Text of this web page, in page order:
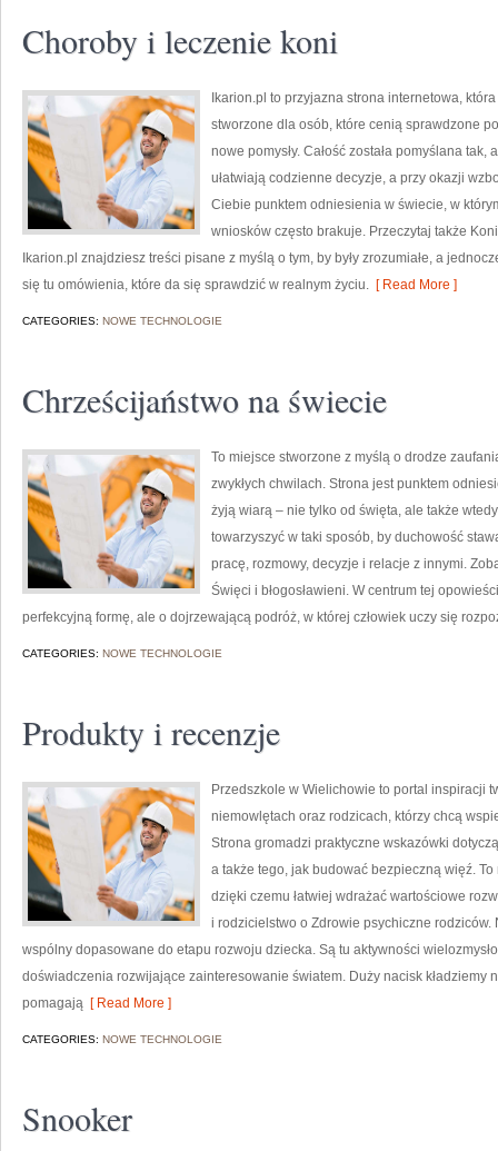
Choroby i leczenie koni
Ikarion.pl to przyjazna strona internetowa,
stworzone dla osób, które cenią sprawdzone
nowe pomysły. Całość została pomyślana
ułatwiają codzienne decyzje, a przy okazji
Ciebie punktem odniesienia w świecie, w
wniosków często brakuje. Przeczytaj także
Ikarion.pl znajdziesz treści pisane z myślą o tym, by były zrozumiałe, a
się tu omówienia, które da się sprawdzić w realnym życiu. [ Read More ]
CATEGORIES: NOWE TECHNOLOGIE
Chrześcijaństwo na świecie
To miejsce stworzone z myślą o drodze
zwykłych chwilach. Strona jest punktem
żyją wiarą – nie tylko od święta, ale także
towarzyszyć w taki sposób, by duchowość
pracę, rozmowy, decyzje i relacje z innymi.
Święci i błogosławieni. W centrum tej
perfekcyjną formę, ale o dojrzewającą podróż, w której człowiek uczy się
CATEGORIES: NOWE TECHNOLOGIE
Produkty i recenzje
Przedszkole w Wielichowie to portal inspiracji
niemowlętach oraz rodzicach, którzy chcą
Strona gromadzi praktyczne wskazówki
a także tego, jak budować bezpieczną więź.
dzięki czemu łatwiej wdrażać wartościowe
i rodzicielstwo o Zdrowie psychiczne
wspólny dopasowane do etapu rozwoju dziecka. Są tu aktywności
doświadczenia rozwijające zainteresowanie światem. Duży nacisk kładziemy
pomagają [ Read More ]
CATEGORIES: NOWE TECHNOLOGIE
Snooker